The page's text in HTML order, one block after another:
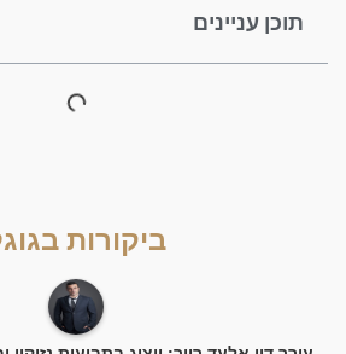
תוכן עניינים
ביקורות